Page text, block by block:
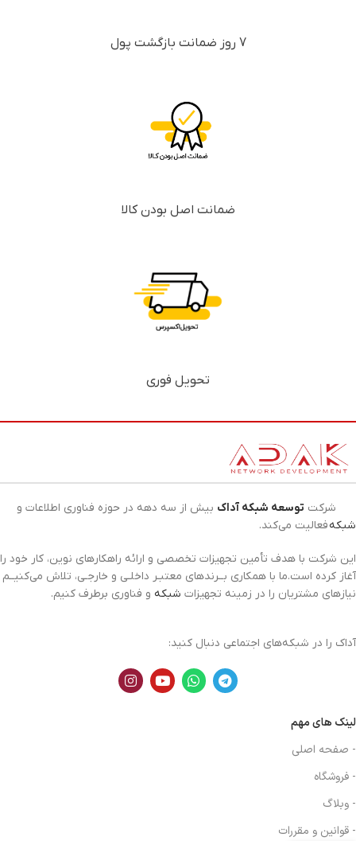
7 روز ضمانت بازگشت پول
ضمانت اصل بودن کالا
تحویل فوری
شرکت توسعه شبکه آداک بیش از سه دهه در حوزه فناوری اطلاعات و
شبکهفعالیت می‌کند.
این شرکت با هدف تأمین تجهیزات تخصصی و ارائه راهکارهای نوین، کار خود را
آغاز کرده است.ما با همکاری بــرندهای معتبـر داخلـی و خارجـی، تلاش می‌کنیــم
نیازهای مشتریان را در زمینه تجهیزات شبکه و فناوری برطرف کنیم.
آداک را در شبکه‌های اجتماعی دنبال کنید:
لینک های مهم
- صفحه اصلی
- فروشگاه
- وبلاگ
- قوانین و مقررات